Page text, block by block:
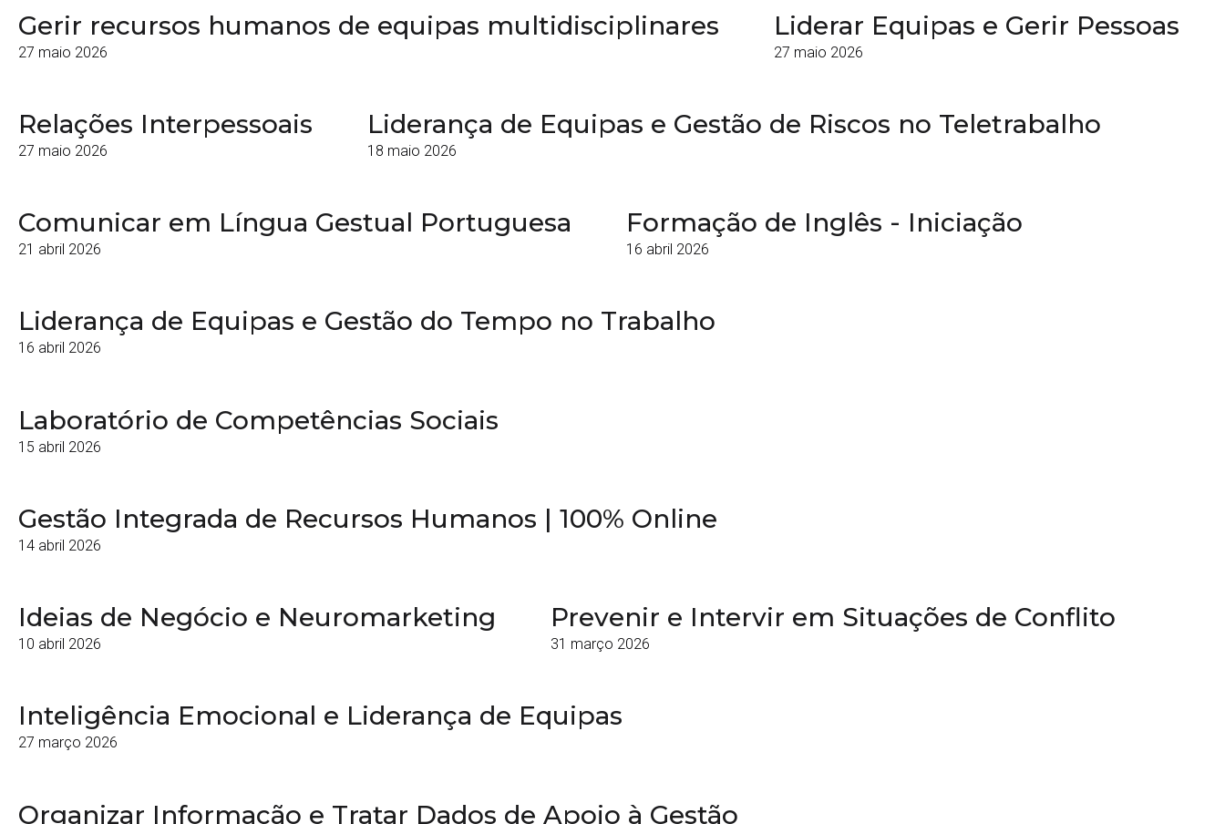
Gerir recursos humanos de equipas multidisciplinares
27 maio 2026
Liderar Equipas e Gerir Pessoas
27 maio 2026
Relações Interpessoais
27 maio 2026
Liderança de Equipas e Gestão de Riscos no Teletrabalho
18 maio 2026
Comunicar em Língua Gestual Portuguesa
21 abril 2026
Formação de Inglês - Iniciação
16 abril 2026
Liderança de Equipas e Gestão do Tempo no Trabalho
16 abril 2026
Laboratório de Competências Sociais
15 abril 2026
Gestão Integrada de Recursos Humanos | 100% Online
14 abril 2026
Ideias de Negócio e Neuromarketing
10 abril 2026
Prevenir e Intervir em Situações de Conflito
31 março 2026
Inteligência Emocional e Liderança de Equipas
27 março 2026
Organizar Informação e Tratar Dados de Apoio à Gestão